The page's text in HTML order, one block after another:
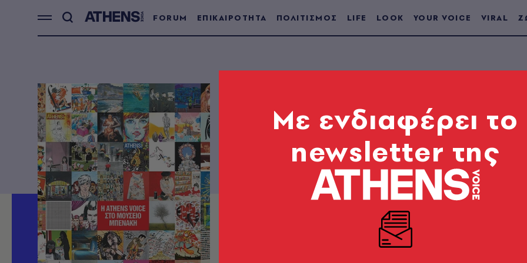
FORUM ΕΠΙΚΑΙΡΟΤΗΤΑ ΠΟΛΙΤΙΣΜΟΣ LIFE LOOK YOUR VOICE VIRAL
Mε ενδιαφέρει το
newsletter της